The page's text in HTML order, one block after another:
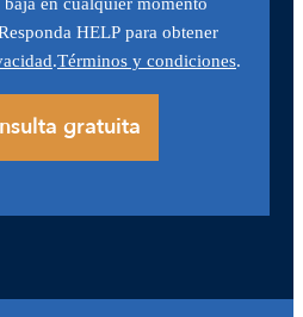
HELP para obtener
.Términos y condiciones.